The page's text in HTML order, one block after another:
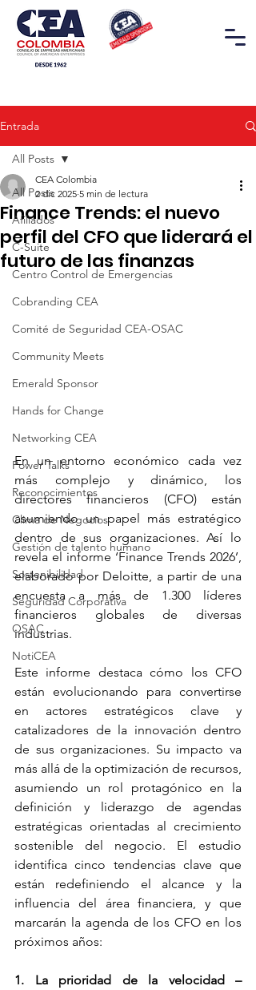
Entrada
All Posts
Afiliados
C-Suite
Centro Control de Emergencias
Cobranding CEA
Comité de Seguridad CEA-OSAC
Community Meets
Emerald Sponsor
Hands for Change
Networking CEA
Power Talks
Reconocimientos
Clima de Negocios
Gestión de talento humano
Sostenibilidad
Seguridad Corporativa
OSAC
NotiCEA
All Posts
Finance Trends: el nuevo
perfil del CFO que liderará el
futuro de las finanzas
CEA Colombia
2 dic 2025 5 min de lectura
En un entorno económico cada vez
más complejo y dinámico, los
directores financieros (CFO) están
asumiendo un papel más estratégico
dentro de sus organizaciones. Así lo
revela el informe ‘Finance Trends 2026’,
elaborado por Deloitte, a partir de una
encuesta a más de 1.300 líderes
financieros globales de diversas
industrias.
Este informe destaca cómo los CFO
están evolucionando para convertirse
en actores estratégicos clave y
catalizadores de la innovación dentro
de sus organizaciones. Su impacto va
más allá de la optimización de recursos,
asumiendo un rol protagónico en la
definición y liderazgo de agendas
estratégicas orientadas al crecimiento
sostenible del negocio. El estudio
identifica cinco tendencias clave que
están redefiniendo el alcance y la
influencia del área financiera, y que
marcarán la agenda de los CFO en los
próximos años:
1. La prioridad de la velocidad –